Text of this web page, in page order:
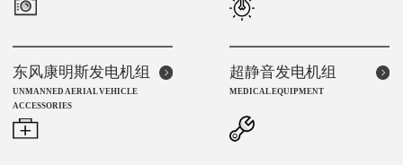
东风康明斯发电机组
UNMANNED AERIAL VEHICLE
ACCESSORIES
超静音发电机组
MEDICAL EQUIPMENT